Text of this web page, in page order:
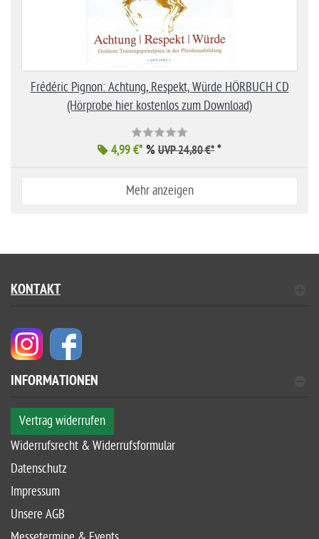
Frédéric Pignon: Achtung, Respekt, Würde HÖRBUCH CD
(Hörprobe hier kostenlos zum Download)
4,99 €*% UVP 24,80 €* *
Mehr anzeigen
KONTAKT
INFORMATIONEN
Vertrag widerrufen
Widerrufsrecht & Widerrufsformular
Datenschutz
Impressum
Unsere AGB